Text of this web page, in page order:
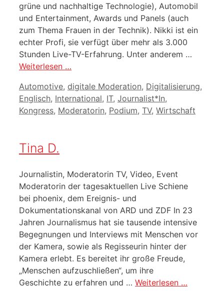
grüne und nachhaltige Technologie), Automobil
und Entertainment, Awards und Panels (auch
zum Thema Frauen in der Technik). Nikki ist ein
echter Profi, sie verfügt über mehr als 3.000
Stunden Live-TV-Erfahrung. Unter anderem …
Weiterlesen …
Kategorien
Automotive, digitale Moderation, Digitalisierung,
Englisch, International, IT, Journalist*In,
Kongress, Moderatorin, Podium, TV, Wirtschaft
Tina D.
Journalistin, Moderatorin TV, Video, Event
Moderatorin der tagesaktuellen Live Schiene
bei phoenix, dem Ereignis- und
Dokumentationskanal von ARD und ZDF In 23
Jahren Journalismus hat sie tausende intensive
Begegnungen und Interviews mit Menschen vor
der Kamera, sowie als Regisseurin hinter der
Kamera erlebt. Es bereitet ihr große Freude,
„Menschen aufzuschließen“, um ihre
Geschichte zu erfahren und … Weiterlesen …